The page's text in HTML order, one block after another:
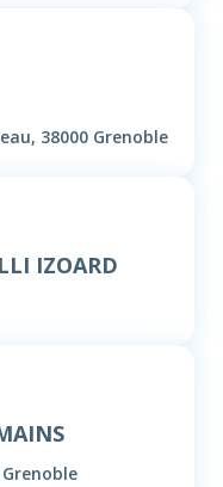
38000 Grenoble
IZOARD